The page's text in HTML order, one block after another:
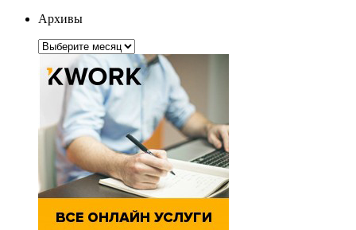
Архивы
Архивы